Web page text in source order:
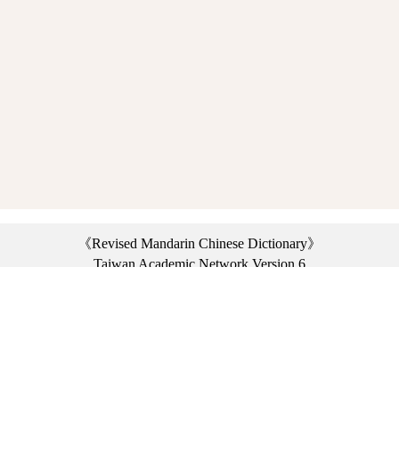
《Revised Mandarin Chinese Dictionary》
Taiwan Academic Network Version 6